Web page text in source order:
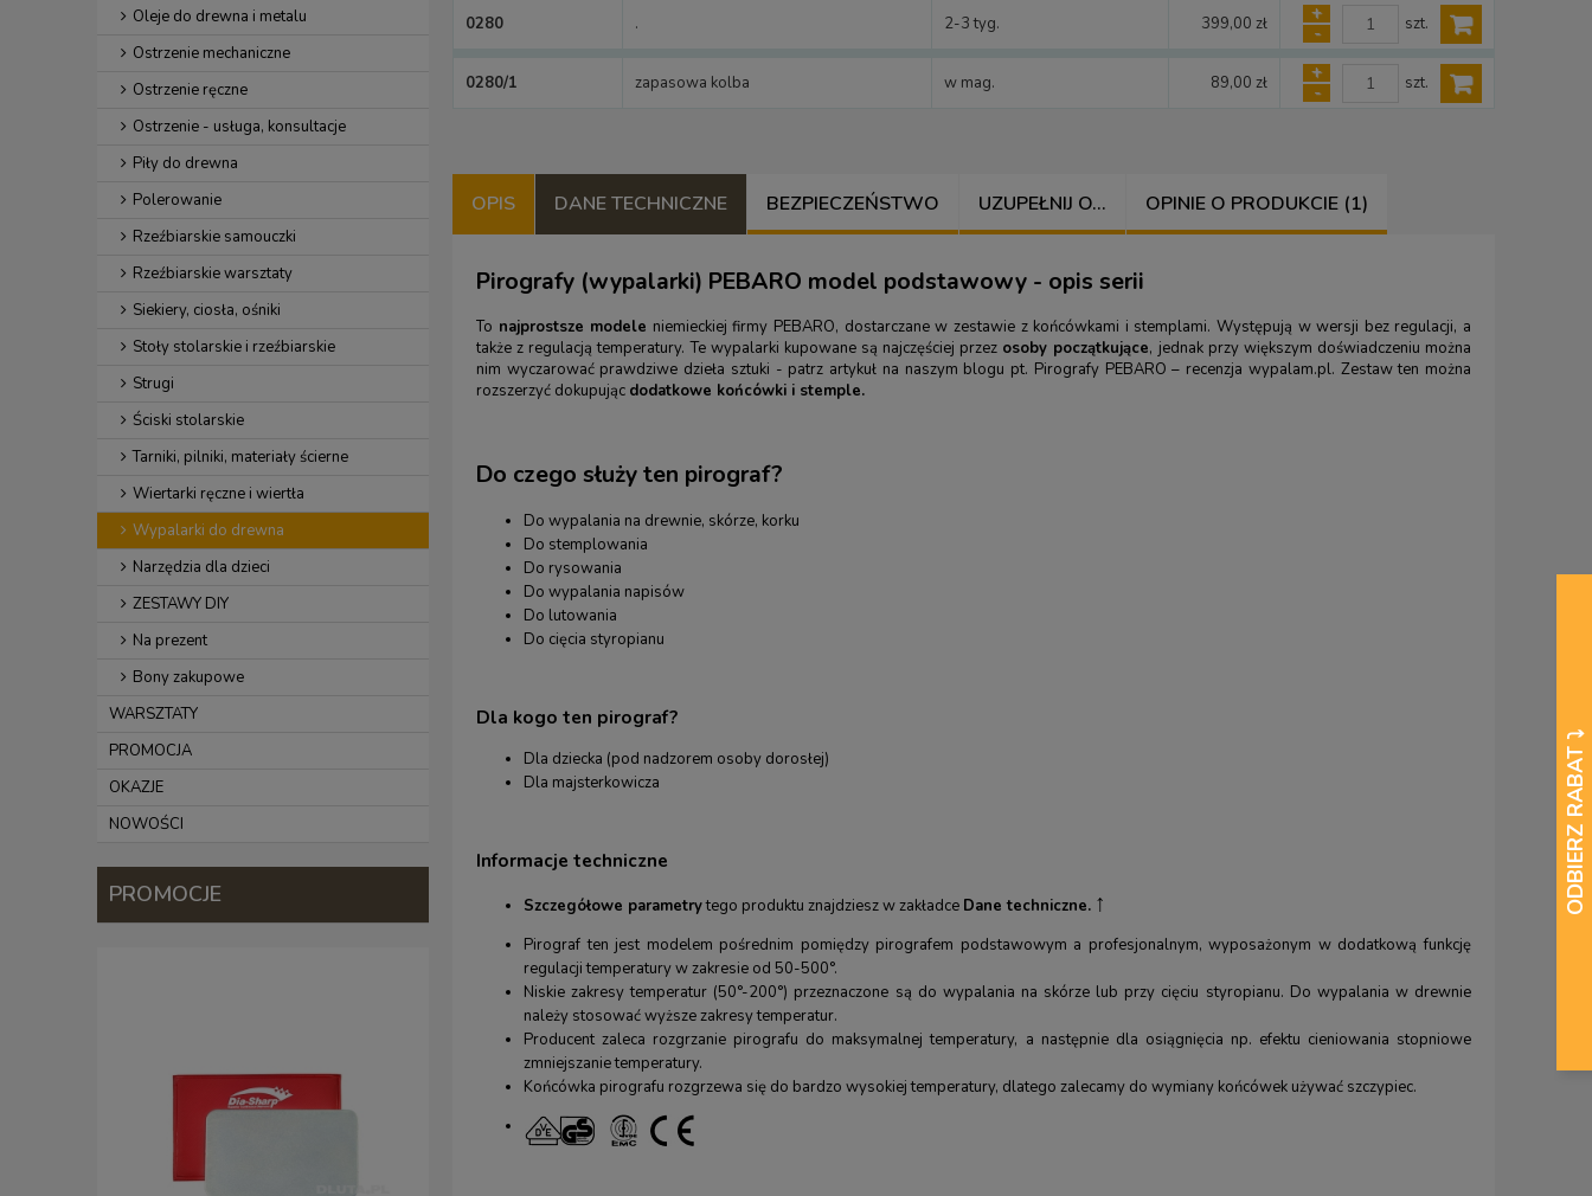
Oleje do drewna i metalu
Ostrzenie mechaniczne
Ostrzenie ręczne
Ostrzenie - usługa, konsultacje
Piły do drewna
Polerowanie
Rzeźbiarskie samouczki
Rzeźbiarskie warsztaty
Siekiery, ciosła, ośniki
Stoły stolarskie i rzeźbiarskie
Strugi
Ściski stolarskie
Tarniki, pilniki, materiały ścierne
Wiertarki ręczne i wiertła
Wypalarki do drewna
Narzędzia dla dzieci
ZESTAWY DIY
Na prezent
Bony zakupowe
WARSZTATY
PROMOCJA
OKAZJE
NOWOŚCI
PROMOCJE
0280 . 2-3 tyg. 399,00 zł
+
-
szt.
0280/1 zapasowa kolba w mag. 89,00 zł
+
-
szt.
OPIS DANE TECHNICZNE BEZPIECZEŃSTWO UZUPEŁNIJ O... OPINIE O PRODUKCIE (1)
Pirografy (wypalarki) PEBARO model podstawowy - opis serii
To najprostsze modele niemieckiej firmy PEBARO, dostarczane w zestawie z końcówkami i stemplami. Występują w wersji bez regulacji, a
także z regulacją temperatury. Te wypalarki kupowane są najczęściej przez osoby początkujące, jednak przy większym doświadczeniu można
nim wyczarować prawdziwe dzieła sztuki - patrz artykuł na naszym blogu pt. Pirografy PEBARO – recenzja wypalam.pl. Zestaw ten można
rozszerzyć dokupując dodatkowe końcówki i stemple.
Do czego służy ten pirograf?
Do wypalania na drewnie, skórze, korku
Do stemplowania
Do rysowania
Do wypalania napisów
Do lutowania
Do cięcia styropianu
Dla kogo ten pirograf?
Dla dziecka (pod nadzorem osoby dorosłej)
Dla majsterkowicza
Informacje techniczne
Szczegółowe parametrytego produktu znajdziesz w zakładce Dane techniczne. ↑
Pirograf ten jest modelem pośrednim pomiędzy pirografem podstawowym a profesjonalnym, wyposażonym w dodatkową funkcję
regulacji temperatury w zakresie od 50-500°.
Niskie zakresy temperatur (50°-200°) przeznaczone są do wypalania na skórze lub przy cięciu styropianu. Do wypalania w drewnie
należy stosować wyższe zakresy temperatur.
Producent zaleca rozgrzanie pirografu do maksymalnej temperatury, a następnie dla osiągnięcia np. efektu cieniowania stopniowe
zmniejszanie temperatury.
Końcówka pirografu rozgrzewa się do bardzo wysokiej temperatury, dlatego zalecamy do wymiany końcówek używać szczypiec.